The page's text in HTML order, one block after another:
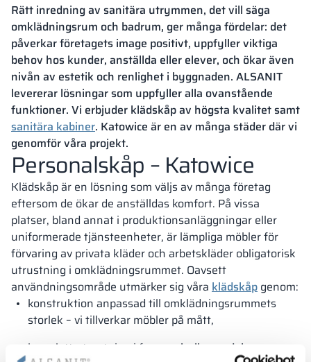
Rätt inredning av sanitära utrymmen, det vill säga
omklädningsrum och badrum, ger många fördelar: det
påverkar företagets image positivt, uppfyller viktiga
behov hos kunder, anställda eller elever, och ökar även
nivån av estetik och renlighet i byggnaden. ALSANIT
levererar lösningar som uppfyller alla ovanstående
funktioner. Vi erbjuder klädskåp av högsta kvalitet samt
sanitära kabiner. Katowice är en av många städer där vi
genomför våra projekt.
Personalskåp – Katowice
Klädskåp är en lösning som väljs av många företag
eftersom de ökar de anställdas komfort. På vissa
platser, bland annat i produktionsanläggningar eller
uniformerade tjänsteenheter, är lämpliga möbler för
förvaring av privata kläder och arbetskläder obligatorisk
utrustning i omklädningsrummet. Oavsett
användningsområde utmärker sig våra klädskåp genom:
konstruktion anpassad till omklädningsrummets
storlek – vi tillverkar möbler på mått,
komplett utrustning i form av hyllor, avdelare,